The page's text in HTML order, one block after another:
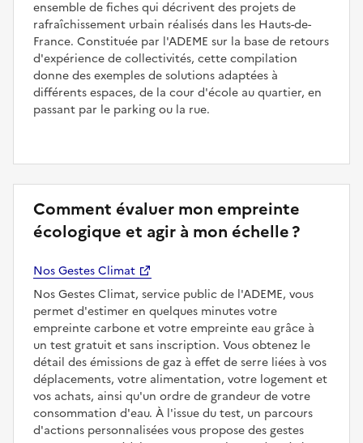
ensemble de fiches qui décrivent des projets de
rafraîchissement urbain réalisés dans les Hauts-de-
France. Constituée par l'ADEME sur la base de retours
d'expérience de collectivités, cette compilation
donne des exemples de solutions adaptées à
différents espaces, de la cour d'école au quartier, en
passant par le parking ou la rue.
Comment évaluer mon empreinte
écologique et agir à mon échelle ?
Nos Gestes Climat
Nos Gestes Climat, service public de l'ADEME, vous
permet d'estimer en quelques minutes votre
empreinte carbone et votre empreinte eau grâce à
un test gratuit et sans inscription. Vous obtenez le
détail des émissions de gaz à effet de serre liées à vos
déplacements, votre alimentation, votre logement et
vos achats, ainsi qu'un ordre de grandeur de votre
consommation d'eau. À l'issue du test, un parcours
d'actions personnalisées vous propose des gestes